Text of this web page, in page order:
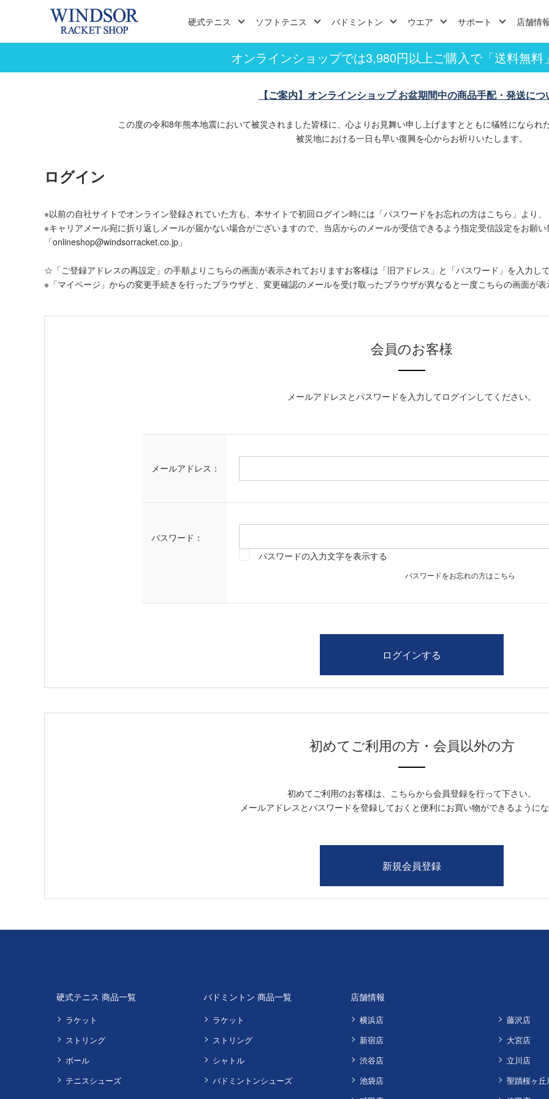
硬式テニス ソフトテニス バドミントン ウエア サポート 店舗情
オンラインショップでは3,980円以上ご購入で「送料無料
【ご案内】オンラインショップ お盆期間中の商品手配・発送につ
この度の令和8年熊本地震において被災されました皆様に、心よりお見舞い申し上げますとともに犠牲になられ
被災地における一日も早い復興を心からお祈りいたします。
ログイン
※以前の自社サイトでオンライン登録されていた方も、本サイトで初回ログイン時には「パスワードをお忘れの方はこちら」より
※キャリアメール宛に折り返しメールが届かない場合がございますので、当店からのメールが受信できるよう指定受信設定をお願
「onlineshop@windsorracket.co.jp」
☆「ご登録アドレスの再設定」の手順よりこちらの画面が表示されておりますお客様は「旧アドレス」と「パスワード」を入力し
※「マイページ」からの変更手続きを行ったブラウザと、変更確認のメールを受け取ったブラウザが異なると一度こちらの画面が
会員のお客様
メールアドレスとパスワードを入力してログインしてください。
メールアドレス：
パスワード：
パスワードの入力文字を表示する
パスワードをお忘れの方はこちら
初めてご利用の方・会員以外の方
初めてご利用のお客様は、こちらから会員登録を行って下さい。
メールアドレスとパスワードを登録しておくと便利にお買い物ができるように
硬式テニス 商品一覧
ラケット
ストリング
ボール
テニスシューズ
バドミントン 商品一覧
ラケット
ストリング
シャトル
バドミントンシューズ
店舗情報
横浜店
新宿店
渋谷店
池袋店
藤沢店
大宮店
立川店
聖蹟桜ヶ丘